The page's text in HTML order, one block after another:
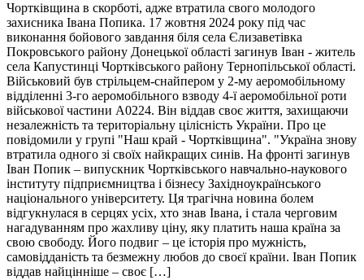
Чортківщина в скорботі, адже втратила свого молодого
захисника Івана Попика. 17 жовтня 2024 року під час
виконання бойового завдання біля села Єлизаветівка
Покровського району Донецької області загинув Іван - житель
села Капустинці Чортківського району Тернопільської області.
Військовий був стрільцем-снайпером у 2-му аеромобільному
відділенні 3-го аеромобільного взводу 4-ї аеромобільної роти
військової частини А0224. Він віддав своє життя, захищаючи
незалежність та територіальну цілісність України. Про це
повідомили у групі "Наш край - Чортківщина". "Україна знову
втратила одного зі своїх найкращих синів. На фронті загинув
Іван Попик – випускник Чортківського навчально-наукового
інституту підприємництва і бізнесу Західноукраїнського
національного університету. Ця трагічна новина болем
відгукнулася в серцях усіх, хто знав Івана, і стала черговим
нагадуванням про жахливу ціну, яку платить наша країна за
свою свободу. Його подвиг – це історія про мужність,
самовідданість та безмежну любов до своєї країни. Іван Попик
віддав найцінніше – своє […]